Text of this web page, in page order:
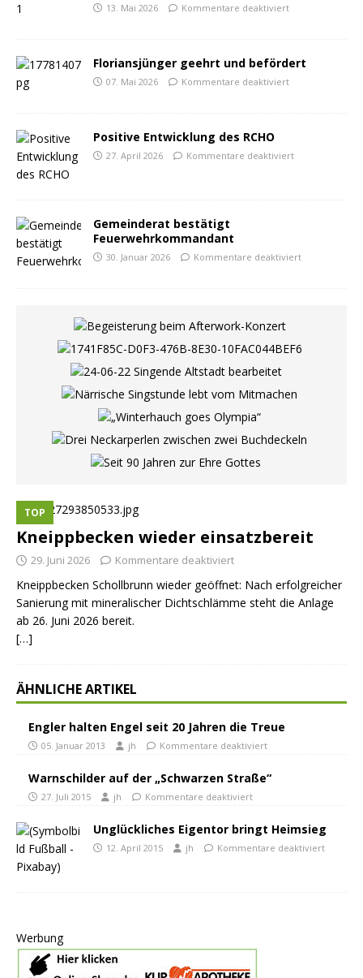
13. Mai 2026 Kommentare deaktiviert
Floriansjünger geehrt und befördert
07. Mai 2026 Kommentare deaktiviert
Positive Entwicklung des RCHO
27. April 2026 Kommentare deaktiviert
Gemeinderat bestätigt
Feuerwehrkommandant
30. Januar 2026 Kommentare deaktiviert
TOP
Kneippbecken wieder einsatzbereit
29. Juni 2026 Kommentare deaktiviert
Kneippbecken Schollbrunn wieder geöffnet: Nach erfolgreicher
Sanierung mit mineralischer Dichtschlämme steht die Anlage
ab 26. Juni 2026 bereit.
[…]
ÄHNLICHE ARTIKEL
Engler halten Engel seit 20 Jahren die Treue
05. Januar 2013 jh Kommentare deaktiviert
Warnschilder auf der „Schwarzen Straße“
27. Juli 2015 jh Kommentare deaktiviert
Unglückliches Eigentor bringt Heimsieg
12. April 2015 jh Kommentare deaktiviert
Werbung